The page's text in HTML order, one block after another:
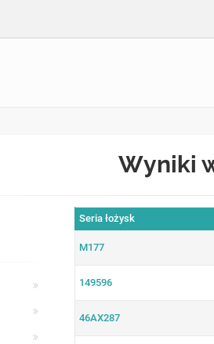
Wyniki
Seria łożysk
M177
149596
46AX287